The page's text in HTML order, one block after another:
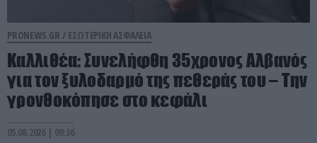
PRONEWS.GR / ΕΣΩΤΕΡΙΚΗ ΑΣΦΑΛΕΙΑ
Καλλιθέα: Συνελήφθη 35χρονος Αλβανός
για τον ξυλοδαρμό της πεθεράς του – Την
γρονθοκόπησε στο κεφάλι
05.08.2026 | 09:36